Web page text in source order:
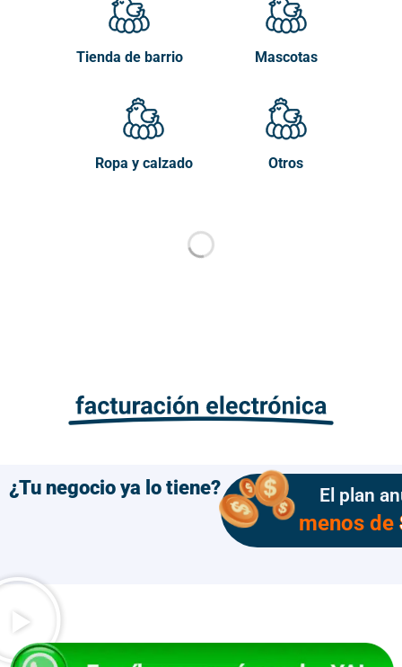
Tienda de barrio Mascotas
Ropa y calzado Otros
¿Tu negocio ya lo tiene? El plan
menos de